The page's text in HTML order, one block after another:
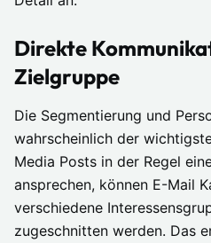
Direkte
Zielgruppe
Die Segmentierung und
wahrscheinlich der
Media Posts in der Regel
ansprechen, können E-Mail
verschiedene
zugeschnitten werden. Das